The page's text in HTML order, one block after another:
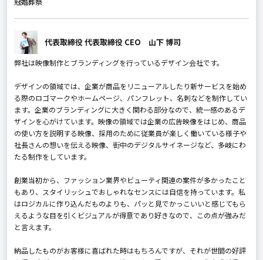
代表取締役 代表取締役 CEO 山下 博司
弊社は映像制作とブランディングを行っているデザイン会社です。
デザインの領域では、企業が商品をリニューアルしたり新サービスを始め
る際のロゴマークやホームページ、パンフレット、名刺などを制作してい
ます。企業のブランディングに大きく関わる部分なので、統一感のあるデ
ザインを心がけています。映像の領域では企業の広告映像をはじめ、商品
の使い方を説明する映像、採用のために従業員が楽しく働いている様子や
社長さんの想いを伝える映像、街中のデジタルサイネージなど、多岐にわ
たる制作をしています。
創業当初から、ファッション業界やビューティ関連の案件が多かったこと
もあり、スタイリッシュでおしゃれなセンスには自信を持っています。私
はロジカルに作り込んだものよりも、パッと見でかっこいいと感じてもら
えるような目を引くビジュアルが得意であり好きなので、この点が強みだ
と言えます。
納品したものがお客様に喜ばれた時はもちろんですが、それが世間の好評